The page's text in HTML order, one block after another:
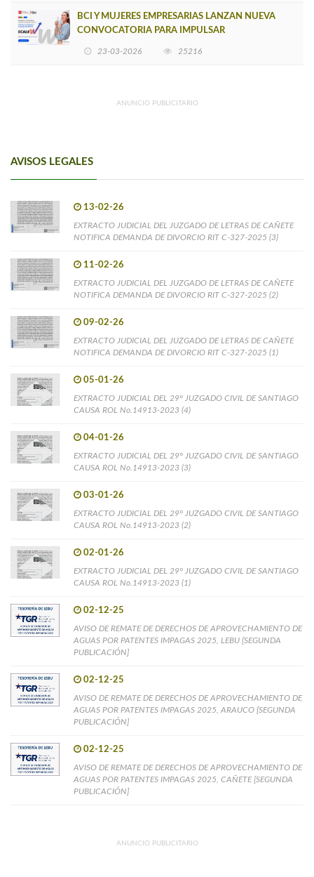
BCI Y MUJERES EMPRESARIAS LANZAN NUEVA
CONVOCATORIA PARA IMPULSAR
23-03-2026 25216
ANUNCIO PUBLICITARIO
AVISOS LEGALES
13-02-26
EXTRACTO JUDICIAL DEL JUZGADO DE LETRAS DE CAÑETE
NOTIFICA DEMANDA DE DIVORCIO RIT C-327-2025 (3)
11-02-26
EXTRACTO JUDICIAL DEL JUZGADO DE LETRAS DE CAÑETE
NOTIFICA DEMANDA DE DIVORCIO RIT C-327-2025 (2)
09-02-26
EXTRACTO JUDICIAL DEL JUZGADO DE LETRAS DE CAÑETE
NOTIFICA DEMANDA DE DIVORCIO RIT C-327-2025 (1)
05-01-26
EXTRACTO JUDICIAL DEL 29° JUZGADO CIVIL DE SANTIAGO
CAUSA ROL No.14913-2023 (4)
04-01-26
EXTRACTO JUDICIAL DEL 29° JUZGADO CIVIL DE SANTIAGO
CAUSA ROL No.14913-2023 (3)
03-01-26
EXTRACTO JUDICIAL DEL 29° JUZGADO CIVIL DE SANTIAGO
CAUSA ROL No.14913-2023 (2)
02-01-26
EXTRACTO JUDICIAL DEL 29° JUZGADO CIVIL DE SANTIAGO
CAUSA ROL No.14913-2023 (1)
02-12-25
AVISO DE REMATE DE DERECHOS DE APROVECHAMIENTO DE
AGUAS POR PATENTES IMPAGAS 2025, LEBU [SEGUNDA
PUBLICACIÓN]
02-12-25
AVISO DE REMATE DE DERECHOS DE APROVECHAMIENTO DE
AGUAS POR PATENTES IMPAGAS 2025, ARAUCO [SEGUNDA
PUBLICACIÓN]
02-12-25
AVISO DE REMATE DE DERECHOS DE APROVECHAMIENTO DE
AGUAS POR PATENTES IMPAGAS 2025, CAÑETE [SEGUNDA
PUBLICACIÓN]
ANUNCIO PUBLICITARIO